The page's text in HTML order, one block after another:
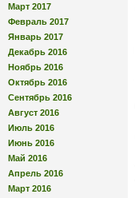
Март 2017
Февраль 2017
Январь 2017
Декабрь 2016
Ноябрь 2016
Октябрь 2016
Сентябрь 2016
Август 2016
Июль 2016
Июнь 2016
Май 2016
Апрель 2016
Март 2016